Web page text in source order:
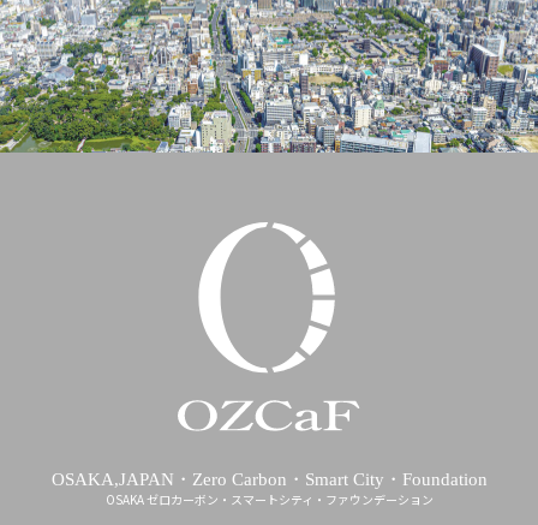
OSAKA,JAPAN・Zero Carbon・Smart City・Foundation
OSAKA ゼロカーボン・スマートシティ・ファウンデーション